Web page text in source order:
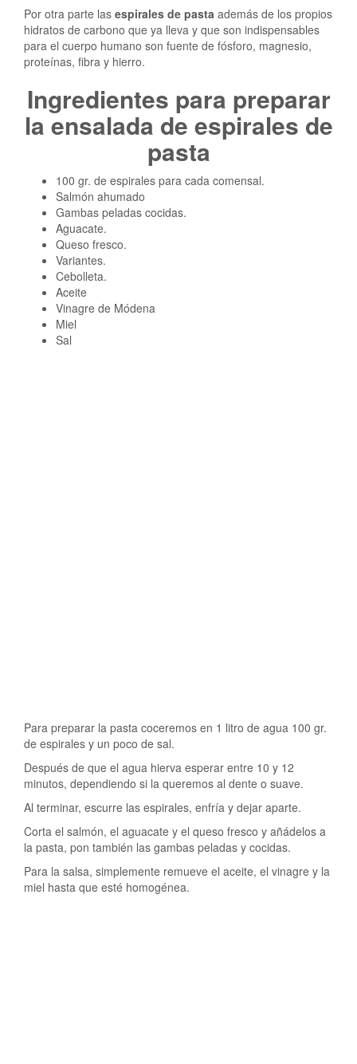
Por otra parte las espirales de pasta además de los propios
hidratos de carbono que ya lleva y que son indispensables
para el cuerpo humano son fuente de fósforo, magnesio,
proteínas, fibra y hierro.
Ingredientes para preparar
la ensalada de espirales de
pasta
100 gr. de espirales para cada comensal.
Salmón ahumado
Gambas peladas cocidas.
Aguacate.
Queso fresco.
Variantes.
Cebolleta.
Aceite
Vinagre de Módena
Miel
Sal
Para preparar la pasta coceremos en 1 litro de agua 100 gr.
de espirales y un poco de sal.
Después de que el agua hierva esperar entre 10 y 12
minutos, dependiendo si la queremos al dente o suave.
Al terminar, escurre las espirales, enfría y dejar aparte.
Corta el salmón, el aguacate y el queso fresco y añádelos a
la pasta, pon también las gambas peladas y cocidas.
Para la salsa, simplemente remueve el aceite, el vinagre y la
miel hasta que esté homogénea.